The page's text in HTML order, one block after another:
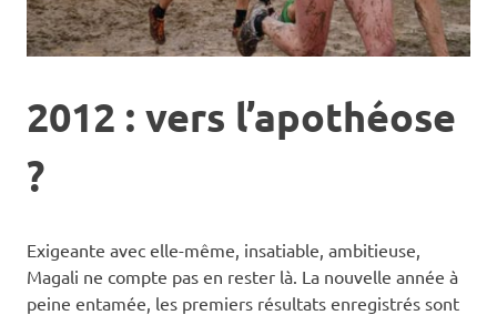
2012 : vers l’apothéose
?
Exigeante avec elle-même, insatiable, ambitieuse,
Magali ne compte pas en rester là. La nouvelle année à
peine entamée, les premiers résultats enregistrés sont